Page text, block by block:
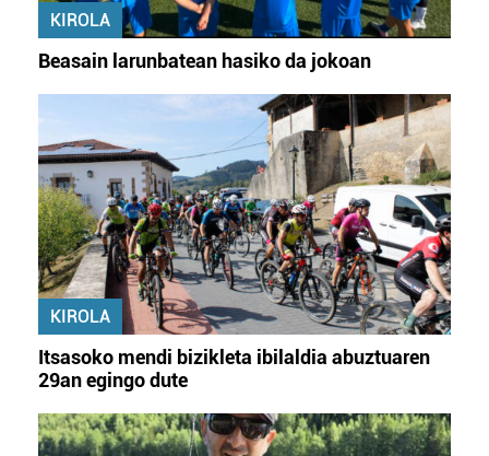
KIROLA
Beasain larunbatean hasiko da jokoan
KIROLA
Itsasoko mendi bizikleta ibilaldia abuztuaren
29an egingo dute